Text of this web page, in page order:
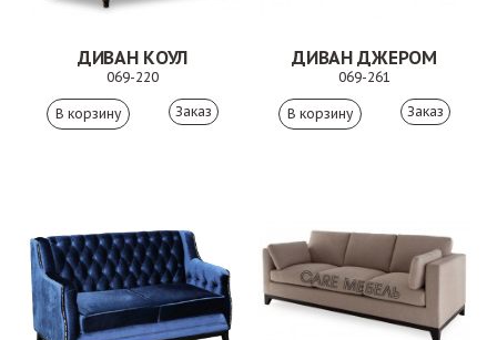
ДИВАН КОУЛ
069-220
Заказ
ДИВАН ДЖЕРОМ
069-261
Заказ